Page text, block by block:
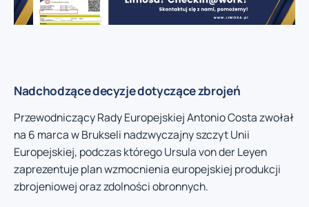
Nadchodzące decyzje dotyczące zbrojeń
Przewodniczący Rady Europejskiej Antonio Costa zwołał
na 6 marca w Brukseli nadzwyczajny szczyt Unii
Europejskiej, podczas którego Ursula von der Leyen
zaprezentuje plan wzmocnienia europejskiej produkcji
zbrojeniowej oraz zdolności obronnych.